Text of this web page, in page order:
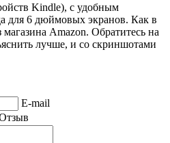
Kindle), с удобным
для 6 дюймовых экранов. Как в
Amazon. Обратитесь на
лучше, и со скриншотами
E-mail